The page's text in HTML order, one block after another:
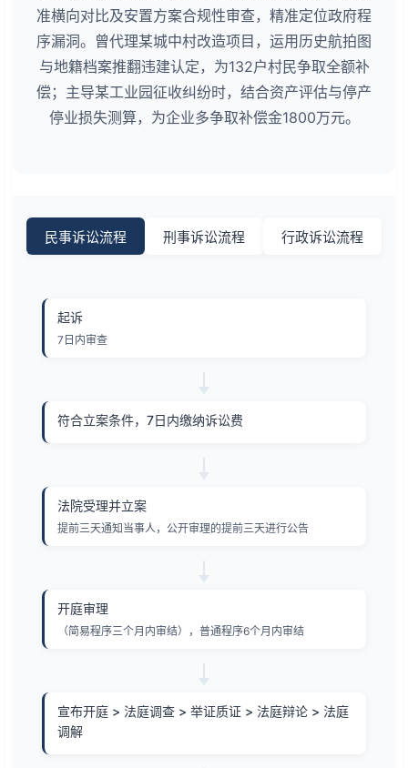
准横向对比及安置方案合规性审查，精准定位政府程
序漏洞。曾代理某城中村改造项目，运用历史航拍图
与地籍档案推翻违建认定，为132户村民争取全额补
偿；主导某工业园征收纠纷时，结合资产评估与停产
停业损失测算，为企业多争取补偿金1800万元。
民事诉讼流程 刑事诉讼流程 行政诉讼流程
起诉
7日内审查
符合立案条件，7日内缴纳诉讼费
法院受理并立案
提前三天通知当事人，公开审理的提前三天进行公告
开庭审理
（简易程序三个月内审结），普通程序6个月内审结
宣布开庭 > 法庭调查 > 举证质证 > 法庭辩论 > 法庭
调解